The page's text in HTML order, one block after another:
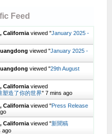
Feed
California viewed "January 2025 -
viewed "January 2025 -
viewed "29th August
California viewed
塑造了你的世界" 7 mins ago
California viewed "Press Release
California viewed "新聞稿
ago